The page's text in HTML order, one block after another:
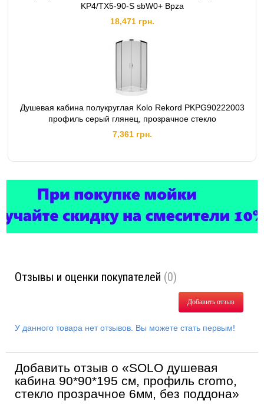
KP4/TX5-90-S sbW0+ Bpza
18,471 грн.
Душевая кабина полукруглая Kolo Rekord PKPG90222003
профиль серый глянец, прозрачное стекло
7,361 грн.
Отзывы и оценки покупателей (0)
Добавить отзыв
У данного товара нет отзывов. Вы можете стать первым!
Добавить отзыв о «SOLO душевая
кабина 90*90*195 см, профиль cromo,
стекло прозрачное 6мм, без поддона»